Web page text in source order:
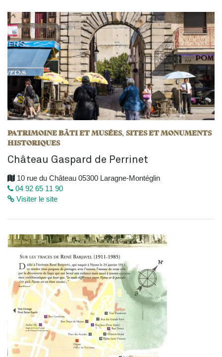
PATRIMOINE BÂTI ET MUSÉES, SITES ET MONUMENTS
HISTORIQUES
Château Gaspard de Perrinet
10 rue du Château 05300 Laragne-Montéglin
04 92 65 11 90
Visiter le site